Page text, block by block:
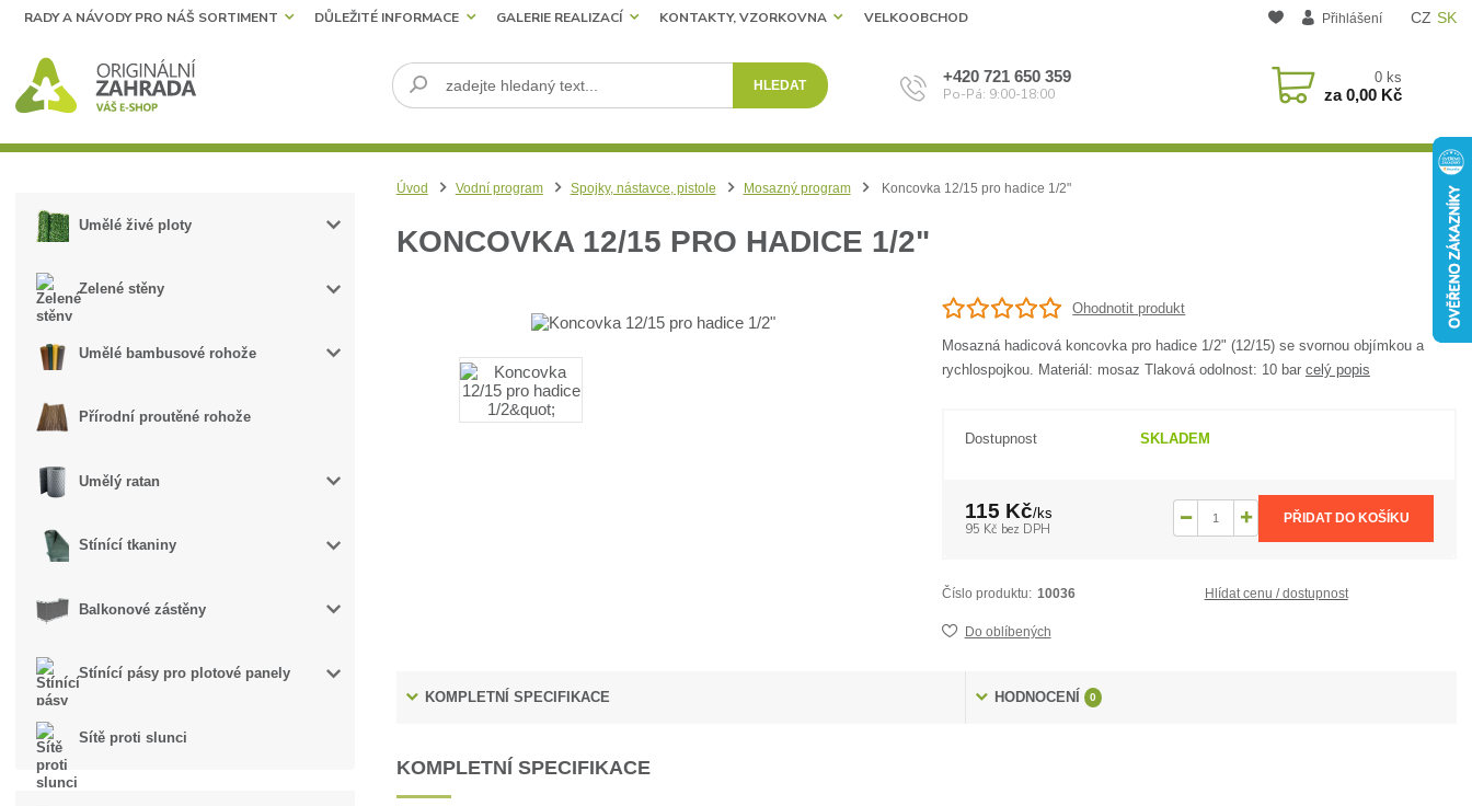
CZ SK
RADY A NÁVODY PRO NÁŠ SORTIMENT DŮLEŽITÉ INFORMACE GALERIE REALIZACÍ KONTAKTY, VZORKOVNA VELKOOBCHOD Přihlášení
HLEDAT +420 721 650 359
Po-Pá: 9:00-18:00
0 ks
za0,00 Kč
Umělé živé ploty
Zelené stěny
Umělé bambusové rohože
Přírodní proutěné rohože
Umělý ratan
Stínící tkaniny
Balkonové zástěny
Stínící pásy pro plotové panely
Sítě proti slunci
Úvod Vodní program Spojky, nástavce, pistole Mosazný program Koncovka 12/15 pro hadice 1/2"
KONCOVKA 12/15 PRO HADICE 1/2"
Ohodnotit produkt
Mosazná hadicová koncovka pro hadice 1/2" (12/15) se svornou objímkou a
rychlospojkou. Materiál: mosaz Tlaková odolnost: 10 bar celý popis
Dostupnost SKLADEM
115 Kč/ks
95 Kč bez DPH
PŘIDAT DO KOŠÍKU
Číslo produktu: 10036 Hlídat cenu / dostupnost
Do oblíbených
KOMPLETNÍ SPECIFIKACE HODNOCENÍ 0
KOMPLETNÍ SPECIFIKACE